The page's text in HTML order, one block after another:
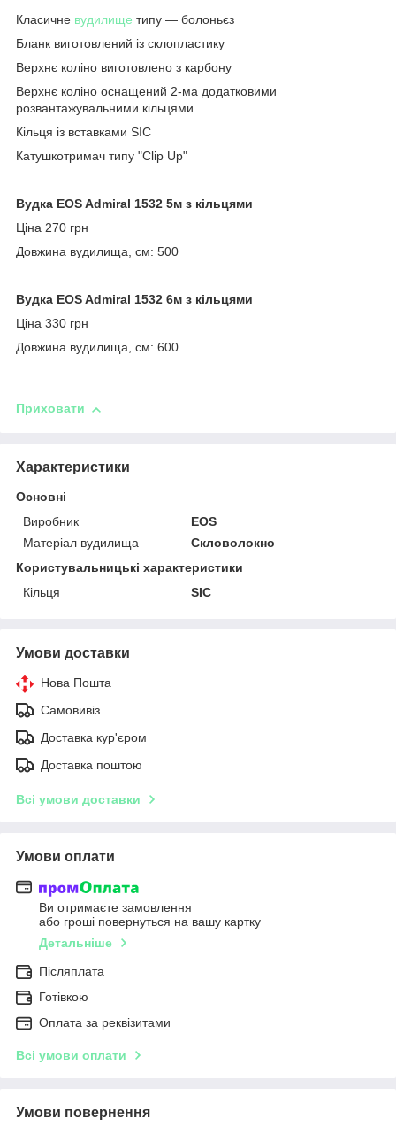
Класичне вудилище типу ― болоньєз
Бланк виготовлений із склопластику
Верхнє коліно виготовлено з карбону
Верхнє коліно оснащений 2-ма додатковими
розвантажувальними кільцями
Кільця із вставками SIC
Катушкотримач типу "Clip Up"
Вудка EOS Admiral 1532 5м з кільцями
Ціна 270 грн
Довжина вудилища, см: 500
Вудка EOS Admiral 1532 6м з кільцями
Ціна 330 грн
Довжина вудилища, см: 600
Приховати
Характеристики
Основні
Виробник
EOS
Матеріал вудилища
Скловолокно
Користувальницькі характеристики
Кільця
SIC
Умови доставки
Нова Пошта
Самовивіз
Доставка кур'єром
Доставка поштою
Всі умови доставки
Умови оплати
Ви отримаєте замовлення
або гроші повернуться на вашу картку
Детальніше
Післяплата
Готівкою
Оплата за реквізитами
Всі умови оплати
Умови повернення